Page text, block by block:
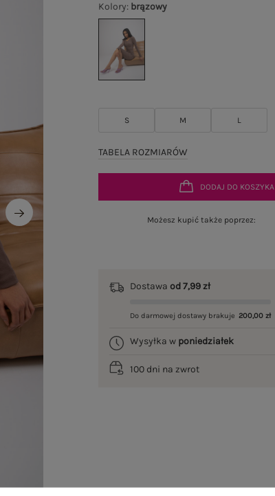
Kolory: brązowy
S M L
TABELA ROZMIARÓW
DODAJ DO KOSZYKA
Możesz kupić także poprzez:
Dostawaod 7,99 zł
Do darmowej dostawy brakuje 200,00 zł
Wysyłka w poniedziałek
100 dni na zwrot